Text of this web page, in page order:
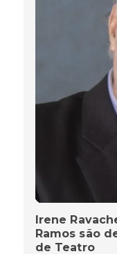
Irene
Ramos são
de Teatro